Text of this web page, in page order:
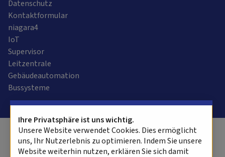
Datenschutz
Kontaktformular
niagara4
IoT
Supervisor
Leitzentrale
Gebäudeautomation
Bussysteme
Software:Rent-a-Shop.ch
Ihre Privatsphäre ist uns wichtig.
Unsere Website verwendet Cookies. Dies ermöglicht
uns, Ihr Nutzerlebnis zu optimieren. Indem Sie unsere
Website weiterhin nutzen, erklären Sie sich damit